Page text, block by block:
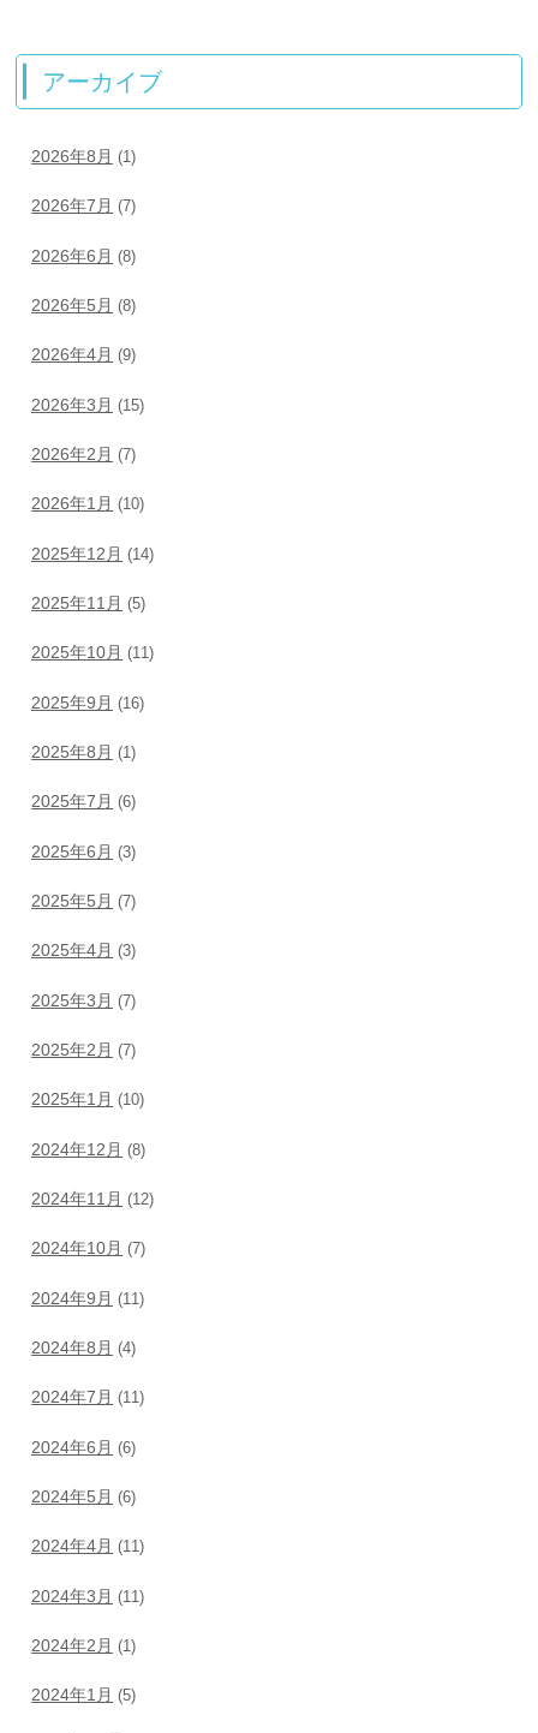
アーカイブ
2026年8月 (1)
2026年7月 (7)
2026年6月 (8)
2026年5月 (8)
2026年4月 (9)
2026年3月 (15)
2026年2月 (7)
2026年1月 (10)
2025年12月 (14)
2025年11月 (5)
2025年10月 (11)
2025年9月 (16)
2025年8月 (1)
2025年7月 (6)
2025年6月 (3)
2025年5月 (7)
2025年4月 (3)
2025年3月 (7)
2025年2月 (7)
2025年1月 (10)
2024年12月 (8)
2024年11月 (12)
2024年10月 (7)
2024年9月 (11)
2024年8月 (4)
2024年7月 (11)
2024年6月 (6)
2024年5月 (6)
2024年4月 (11)
2024年3月 (11)
2024年2月 (1)
2024年1月 (5)